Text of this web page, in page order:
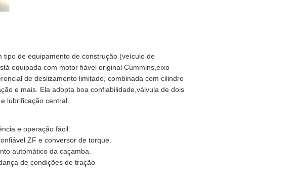
de equipamento de construção (veículo de
equipada com motor fiável original Cummins,eixo
de deslizamento limitado, combinada com cilindro
e mais. Ela adopta boa confiabilidade,válvula de dois
lubrificação central.
e operação fácil.
ZF e conversor de torque.
automático da caçamba.
de condições de tração